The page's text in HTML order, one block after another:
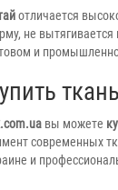
отличается
не вытягивается
и
вы можете
современных
и